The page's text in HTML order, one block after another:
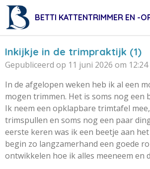
Ga
direct
hoofdinhoud
Inkijkje in de trimpraktijk (1)
Gepubliceerd op 11 juni 2026 om 12:24
In de afgelopen weken heb ik al een
mogen trimmen. Het is soms nog een
Ik neem een opklapbare trimtafel
trimspullen en soms nog een paar
eerste keren was ik een beetje aan
begin zo langzamerhand een goede
ontwikkelen hoe ik alles meeneem en